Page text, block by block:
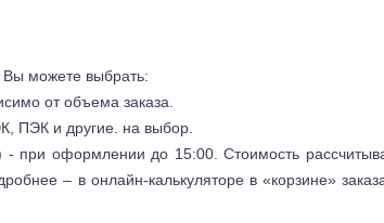
можете выбрать:
от объема заказа.
ПЭК и другие. на выбор.
при оформлении до 15:00. Стоимость
– в онлайн-калькуляторе в «корзине»